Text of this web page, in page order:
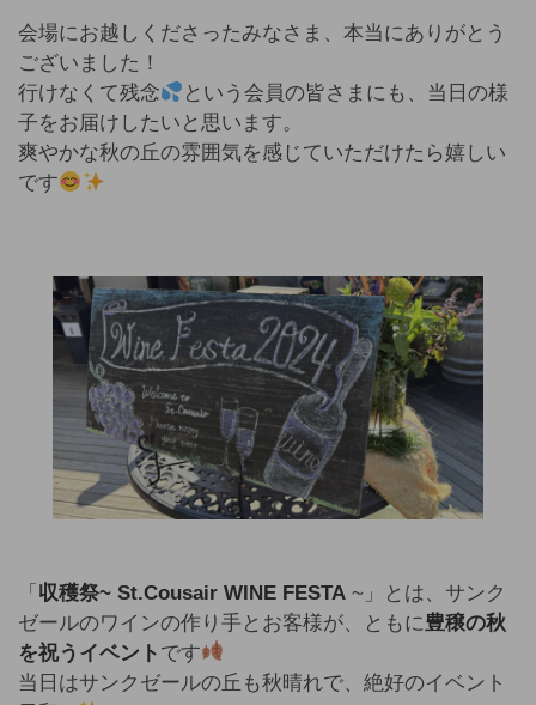
会場にお越しくださったみなさま、本当にありがとう
ございました！
行けなくて残念
という会員の皆さまにも、当日の様
子をお届けしたいと思います。
爽やかな秋の丘の雰囲気を感じていただけたら嬉しい
です
「 収穫祭~ St.Cousair WINE FESTA ~」とは、サンク
ゼールのワインの作り手とお客様が、ともに豊穣の秋
を祝うイベント です
当日はサンクゼールの丘も秋晴れで、絶好のイベント